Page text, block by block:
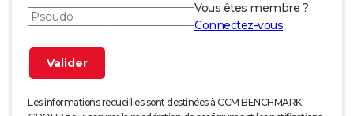
Vous êtes membre ?
Connectez-vous
Les informations recueillies sont destinées à CCM BENCHMARK